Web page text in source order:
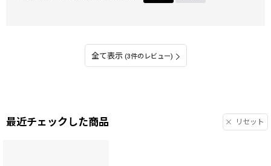
全て表示 (3件のレビュー)
最近チェックした商品 リセット